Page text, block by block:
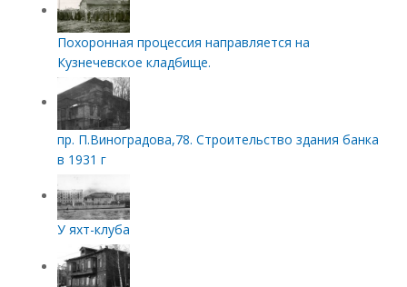
Похоронная процессия направляется на
Кузнечевское кладбище.
пр. П.Виноградова,78. Строительство здания банка
в 1931 г
У яхт-клуба